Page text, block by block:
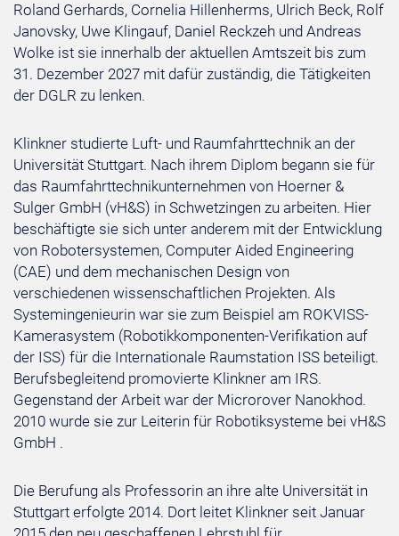
Roland Gerhards, Cornelia Hillenherms, Ulrich Beck, Rolf
Janovsky, Uwe Klingauf, Daniel Reckzeh und Andreas
Wolke ist sie innerhalb der aktuellen Amtszeit bis zum
31. Dezember 2027 mit dafür zuständig, die Tätigkeiten
der DGLR zu lenken.
Klinkner studierte Luft- und Raumfahrttechnik an der
Universität Stuttgart. Nach ihrem Diplom begann sie für
das Raumfahrttechnikunternehmen von Hoerner &
Sulger GmbH (vH&S) in Schwetzingen zu arbeiten. Hier
beschäftigte sie sich unter anderem mit der Entwicklung
von Robotersystemen, Computer Aided Engineering
(CAE) und dem mechanischen Design von
verschiedenen wissenschaftlichen Projekten. Als
Systemingenieurin war sie zum Beispiel am ROKVISS-
Kamerasystem (Robotikkomponenten-Verifikation auf
der ISS) für die Internationale Raumstation ISS beteiligt.
Berufsbegleitend promovierte Klinkner am IRS.
Gegenstand der Arbeit war der Microrover Nanokhod.
2010 wurde sie zur Leiterin für Robotiksysteme bei vH&S
GmbH .
Die Berufung als Professorin an ihre alte Universität in
Stuttgart erfolgte 2014. Dort leitet Klinkner seit Januar